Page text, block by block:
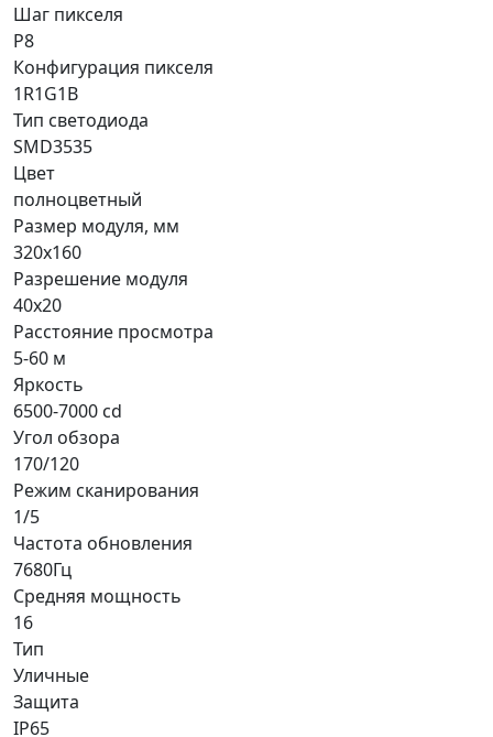
Шаг пикселя
P8
Конфигурация пикселя
1R1G1B
Тип светодиода
SMD3535
Цвет
полноцветный
Размер модуля, мм
320x160
Разрешение модуля
40x20
Расстояние просмотра
5-60 м
Яркость
6500-7000 cd
Угол обзора
170/120
Режим сканирования
1/5
Частота обновления
7680Гц
Средняя мощность
16
Тип
Уличные
Защита
IP65